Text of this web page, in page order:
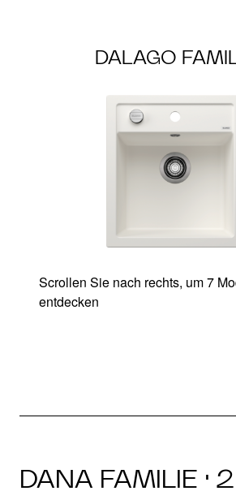
DALAGO
Scrollen Sie nach rechts, um 7
entdecken
DANA FAMILIE · 2